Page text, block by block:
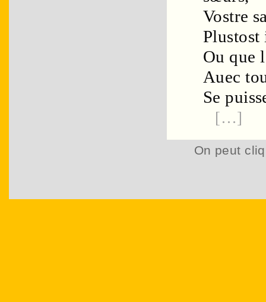
Vostre
Plustost
Ou que
Auec
Se
[…]
On peut